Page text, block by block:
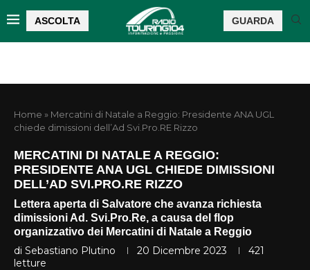
ASCOLTA GUARDA
Home » Mercatini di Natale a Reggio: Presidente ANA UGL
chiede dimissioni dell’Ad Svi.Pro.RE Rizzo
MERCATINI DI NATALE A REGGIO:
PRESIDENTE ANA UGL CHIEDE DIMISSIONI
DELL’AD SVI.PRO.RE RIZZO
Lettera aperta di Salvatore che avanza richiesta
dimissioni Ad. Svi.Pro.Re, a causa del flop
organizzativo dei Mercatini di Natale a Reggio
di Sebastiano Plutino 20 Dicembre 2023
421
letture